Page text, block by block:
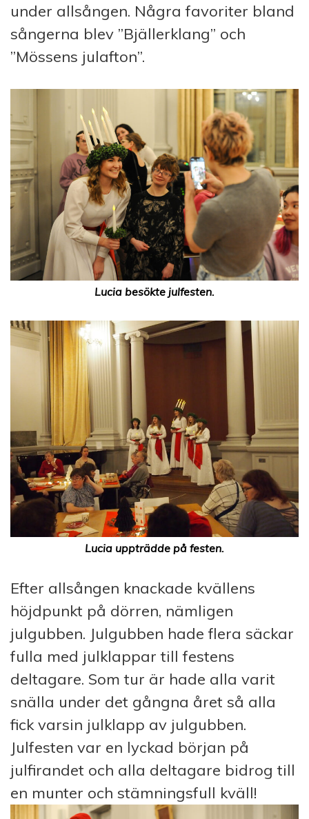
under allsången. Några favoriter bland
sångerna blev ”Bjällerklang” och
”Mössens julafton”.
Lucia besökte julfesten.
Lucia uppträdde på festen.
Efter allsången knackade kvällens
höjdpunkt på dörren, nämligen
julgubben. Julgubben hade flera säckar
fulla med julklappar till festens
deltagare. Som tur är hade alla varit
snälla under det gångna året så alla
fick varsin julklapp av julgubben.
Julfesten var en lyckad början på
julfirandet och alla deltagare bidrog till
en munter och stämningsfull kväll!